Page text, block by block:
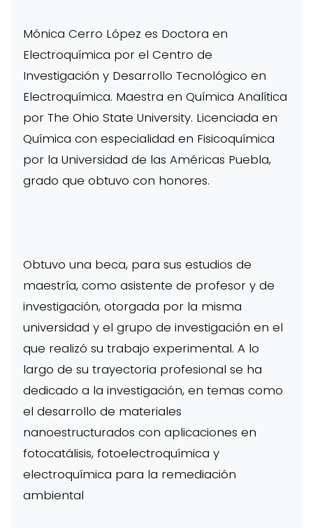
Mónica Cerro López es Doctora en
Electroquímica por el Centro de
Investigación y Desarrollo Tecnológico en
Electroquímica. Maestra en Química Analítica
por The Ohio State University. Licenciada en
Química con especialidad en Fisicoquímica
por la Universidad de las Américas Puebla,
grado que obtuvo con honores.
Obtuvo una beca, para sus estudios de
maestría, como asistente de profesor y de
investigación, otorgada por la misma
universidad y el grupo de investigación en el
que realizó su trabajo experimental. A lo
largo de su trayectoria profesional se ha
dedicado a la investigación, en temas como
el desarrollo de materiales
nanoestructurados con aplicaciones en
fotocatálisis, fotoelectroquímica y
electroquímica para la remediación
ambiental